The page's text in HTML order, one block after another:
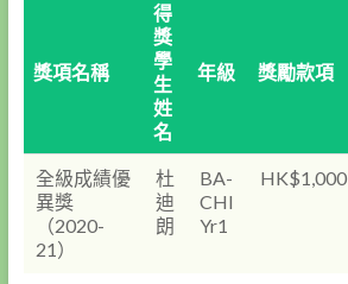
獎項名稱
得
獎
學
生
姓
名
年級 獎勵款項
全級成績優
異獎
（2020-
21）
杜
迪
朗
BA-
CHI
Yr1
HK$1,000